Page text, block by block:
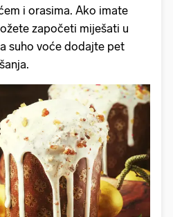
i orasima. Ako imate
započeti miješati u
suho voće dodajte pet